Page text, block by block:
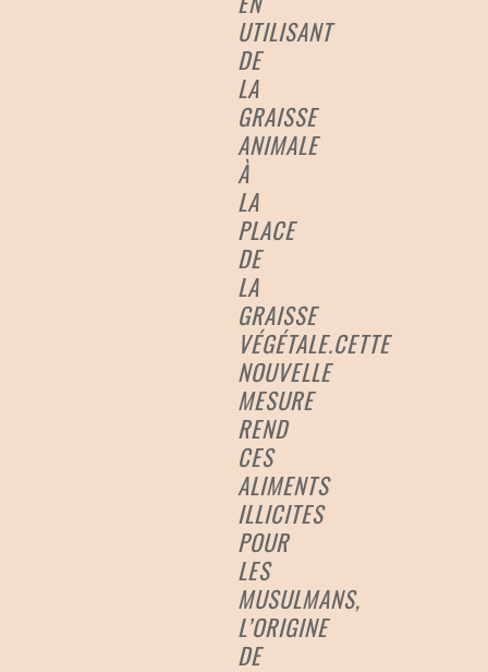
UTILISANT
DE
LA
GRAISSE
ANIMALE
À
LA
PLACE
DE
LA
GRAISSE
VÉGÉTALE.CETTE
NOUVELLE
MESURE
REND
CES
ALIMENTS
ILLICITES
POUR
LES
MUSULMANS,
L’ORIGINE
DE